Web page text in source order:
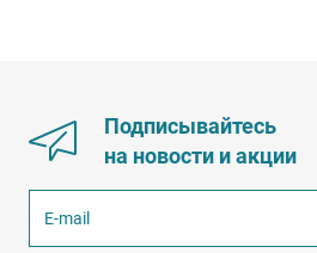
Подписывайтесь
на новости и акции